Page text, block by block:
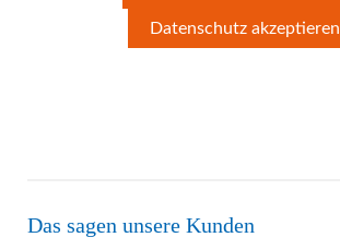
Datenschutz akzeptieren
Das sagen unsere Kunden